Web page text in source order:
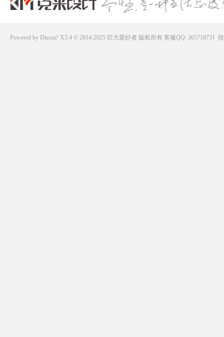
Powered by Discuz! X3.4 © 2014-2025 巨大爱好者版权所有 客服QQ: 365718731